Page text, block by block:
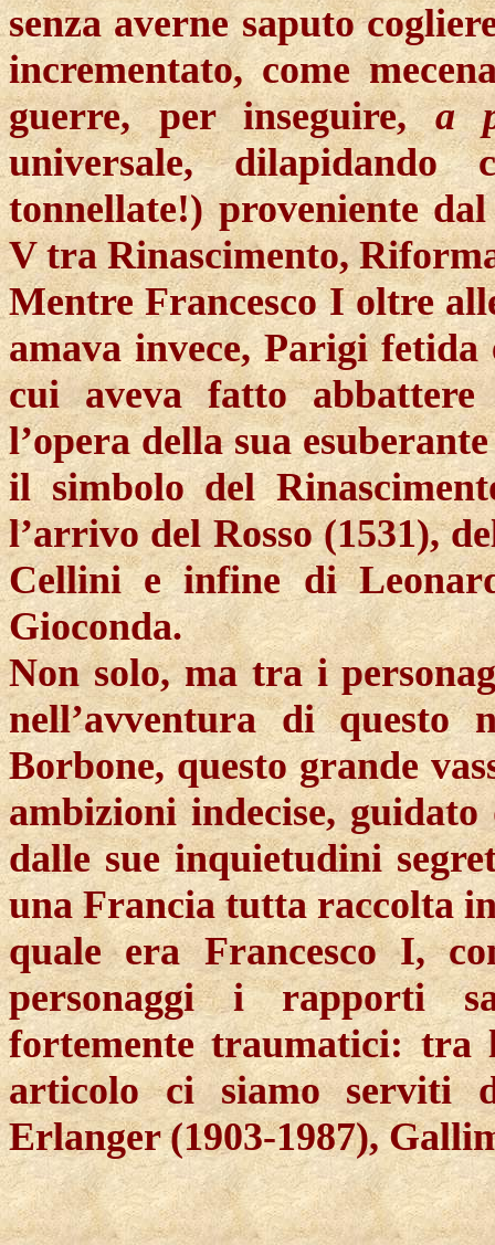
senza averne saputo
incrementato, come
guerre, per inseguire,a
universale, dilapidando
tonnellate!) proveniente
V tra Rinascimento,
Mentre Francesco I oltre
amava invece, Parigi
cui aveva fatto
l’opera della sua
il simbolo del
l’arrivo del Rosso (1531),
Cellini e infine di
Gioconda.
Non solo, ma tra i
nell’avventura di questo
Borbone, questo grande
ambizioni indecise,
dalle sue inquietudini
una Francia tutta raccolta
quale era Francesco I,
personaggi i rapporti
fortemente traumatici: tra
articolo ci siamo serviti
Erlanger (1903-1987),